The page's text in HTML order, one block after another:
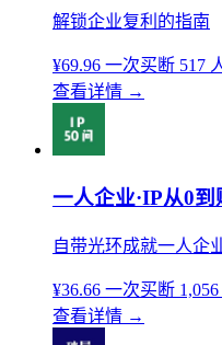
解锁企业复利的指南
¥69.96 一次买断 517
查看详情 →
一人企业·IP从0到
自带光环成就一人企
¥36.66 一次买断
查看详情 →